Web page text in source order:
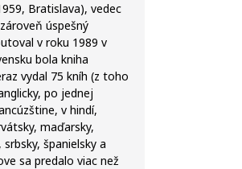
Bratislava), vedec
úspešný
v roku 1989 v
bola kniha
vydal 75 kníh (z toho
po jednej
v hindí,
maďarsky,
španielsky a
sa predalo viac než